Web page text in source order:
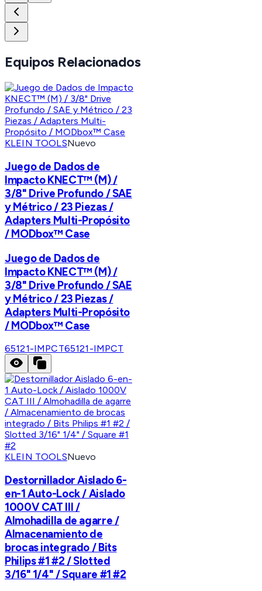
Equipos Relacionados
KLEIN TOOLSNuevo
Juego de Dados de
Impacto KNECT™ (M) /
3/8" Drive Profundo / SAE
y Métrico / 23 Piezas /
Adapters Multi-Propósito
/ MODbox™ Case
Juego de Dados de
Impacto KNECT™ (M) /
3/8" Drive Profundo / SAE
y Métrico / 23 Piezas /
Adapters Multi-Propósito
/ MODbox™ Case
65121-IMPCT65121-IMPCT
KLEIN TOOLSNuevo
Destornillador Aislado 6-
en-1 Auto-Lock / Aislado
1000V CAT III /
Almohadilla de agarre /
Almacenamiento de
brocas integrado / Bits
Philips #1 #2 / Slotted
3/16" 1/4" / Square #1 #2